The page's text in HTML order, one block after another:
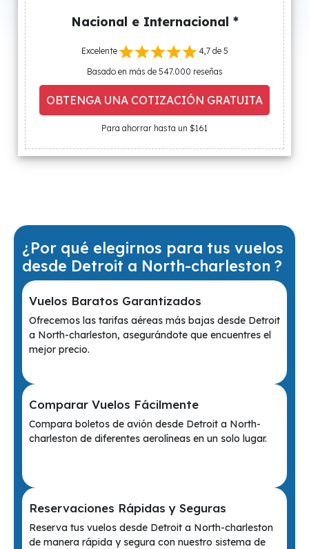
Nacional e Internacional *
Excelente
4,7 de 5
Basado en más de 547.000 reseñas
OBTENGA UNA COTIZACIÓN GRATUITA
Para ahorrar hasta un $161
¿Por qué elegirnos para tus vuelos
desde Detroit a North-charleston ?
Vuelos Baratos Garantizados
Ofrecemos las tarifas aéreas más bajas desde Detroit
a North-charleston, asegurándote que encuentres el
mejor precio.
Comparar Vuelos Fácilmente
Compara boletos de avión desde Detroit a North-
charleston de diferentes aerolíneas en un solo lugar.
Reservaciones Rápidas y Seguras
Reserva tus vuelos desde Detroit a North-charleston
de manera rápida y segura con nuestro sistema de